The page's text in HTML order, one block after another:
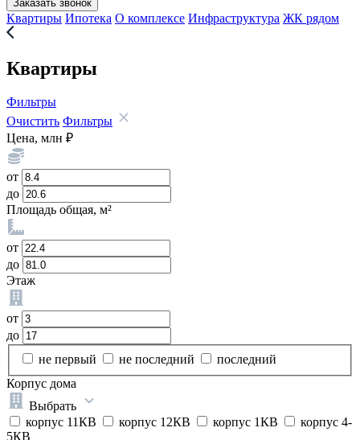
Заказать звонок
Квартиры Ипотека О комплексе Инфраструктура ЖК рядом
Квартиры
Фильтры
Очистить Фильтры
Цена, млн ₽
от
до
Площадь общая, м²
от
до
Этаж
от
до
не первый
не последний
последний
Корпус дома
Выбрать
корпус 11КВ
корпус 12КВ корпус 1КВ
корпус 4-
5КВ